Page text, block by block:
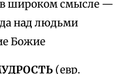
широком смысле —
над людьми
Божие
(евр.